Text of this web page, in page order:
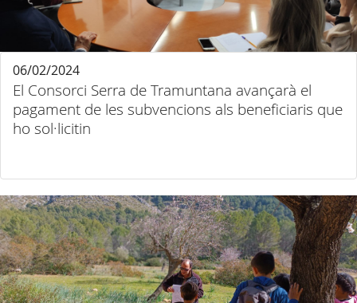
El Consorci Serra de Tramuntana avançarà el
pagament de les subvencions als beneficiaris que
ho sol·licitin
06/02/2024